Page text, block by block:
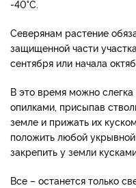
-40°С.
Северянам растение
защищенной части
сентября или начала
В это время можно слегка
опилками, присыпав
земле и прижать их
положить любой
закрепить у земли
Все – останется только